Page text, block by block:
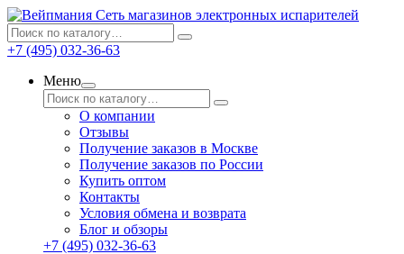
Сеть магазинов электронных испарителей
+7 (495) 032-36-63
Меню
О компании
Отзывы
Получение заказов в Москве
Получение заказов по России
Купить оптом
Контакты
Условия обмена и возврата
Блог и обзоры
+7 (495) 032-36-63